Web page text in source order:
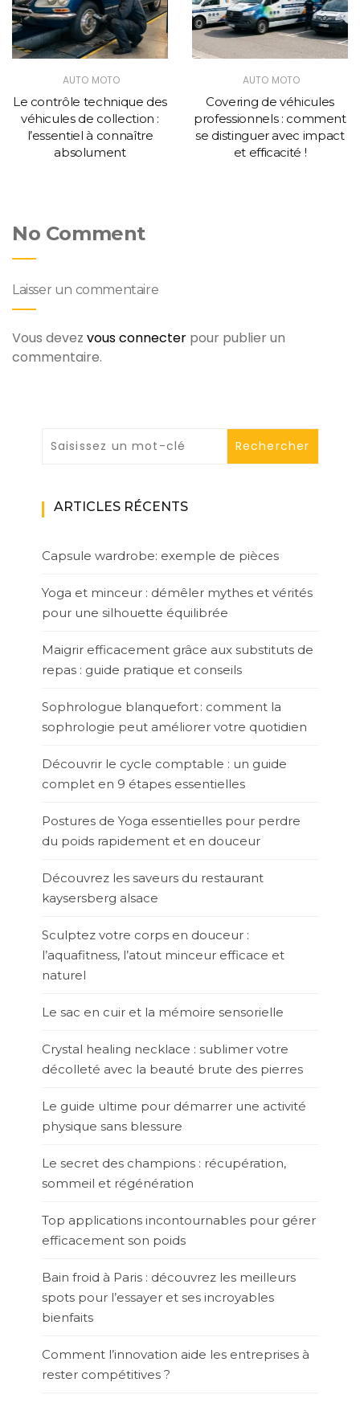
AUTO MOTO
Le contrôle technique des
véhicules de collection :
l’essentiel à connaître
absolument
AUTO MOTO
Covering de véhicules
professionnels : comment
se distinguer avec impact
et efficacité !
No Comment
Laisser un commentaire
Vous devez vous connecter pour publier un
commentaire.
ARTICLES RÉCENTS
Capsule wardrobe: exemple de pièces
Yoga et minceur : démêler mythes et vérités
pour une silhouette équilibrée
Maigrir efficacement grâce aux substituts de
repas : guide pratique et conseils
Sophrologue blanquefort : comment la
sophrologie peut améliorer votre quotidien
Découvrir le cycle comptable : un guide
complet en 9 étapes essentielles
Postures de Yoga essentielles pour perdre
du poids rapidement et en douceur
Découvrez les saveurs du restaurant
kaysersberg alsace
Sculptez votre corps en douceur :
l’aquafitness, l’atout minceur efficace et
naturel
Le sac en cuir et la mémoire sensorielle
Crystal healing necklace : sublimer votre
décolleté avec la beauté brute des pierres
Le guide ultime pour démarrer une activité
physique sans blessure
Le secret des champions : récupération,
sommeil et régénération
Top applications incontournables pour gérer
efficacement son poids
Bain froid à Paris : découvrez les meilleurs
spots pour l’essayer et ses incroyables
bienfaits
Comment l’innovation aide les entreprises à
rester compétitives ?